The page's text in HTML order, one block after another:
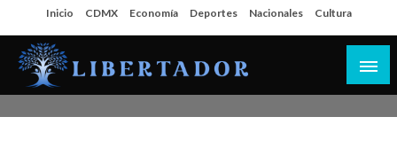
al
contenido
Inicio CDMX Economía Deportes Nacionales Cultura